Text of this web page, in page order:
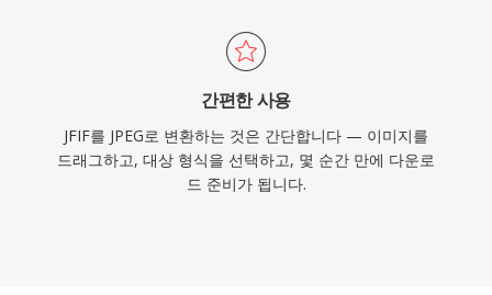
간편한 사용
JFIF를 JPEG로 변환하는 것은 간단합니다 — 이미지를
드래그하고, 대상 형식을 선택하고, 몇 순간 만에 다운로
드 준비가 됩니다.